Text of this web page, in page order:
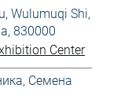
Wulumuqi Shi,
830000
Center
, Семена